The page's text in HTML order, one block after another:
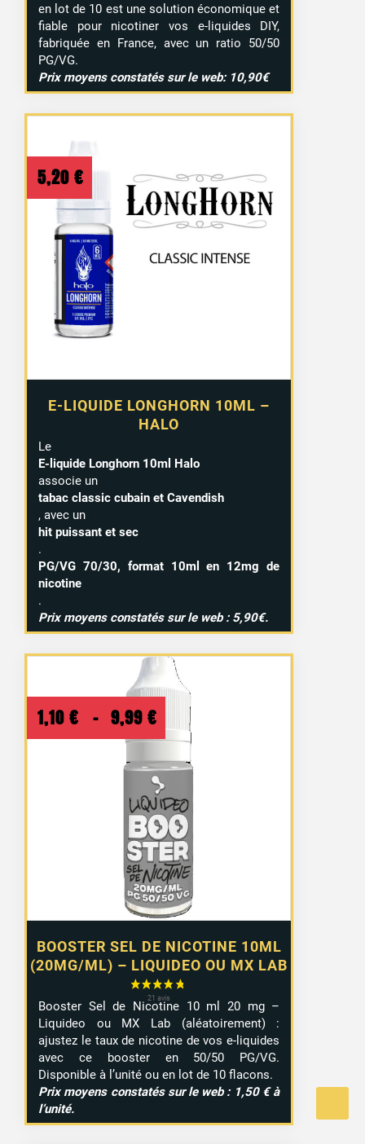
en lot de 10 est une solution économique et
fiable pour nicotiner vos e-liquides DIY,
fabriquée en France, avec un ratio 50/50
PG/VG.
Prix moyens constatés sur le web: 10,90€
E-LIQUIDE LONGHORN 10ML –
HALO
5,20 €
Le
E-liquide Longhorn 10ml Halo
associe un
tabac classic cubain et Cavendish
, avec un
hit puissant et sec
.
PG/VG 70/30, format 10ml en 12mg de
nicotine
.
Prix moyens constatés sur le web : 5,90€.
BOOSTER SEL DE NICOTINE 10ML
(20MG/ML) – LIQUIDEO OU MX LAB
1,10 € – 9,99 €
Plage
de
prix :
1,10 €
à
9,99 €
Booster Sel de Nicotine 10 ml 20 mg –
Liquideo ou MX Lab (aléatoirement) :
ajustez le taux de nicotine de vos e-liquides
avec ce booster en 50/50 PG/VG.
Disponible à l’unité ou en lot de 10 flacons.
Prix moyens constatés sur le web : 1,50 € à
l’unité.